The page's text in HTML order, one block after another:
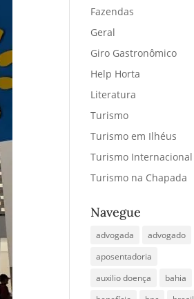
Fazendas
Geral
Giro Gastronômico
Help Horta
Literatura
Turismo
Turismo em Ilhéus
Turismo Internacional
Turismo na Chapada
Navegue
advogada
advogado
aposentadoria
auxilio doença
bahia